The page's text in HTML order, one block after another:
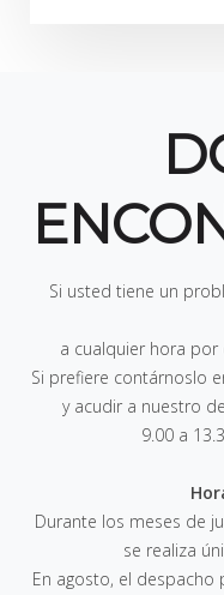
Si usted tiene un
a cualquier hora por
Si prefiere contárnoslo
y acudir a nuestro
9.00 a
Durante los meses de
se realiza
En agosto, el